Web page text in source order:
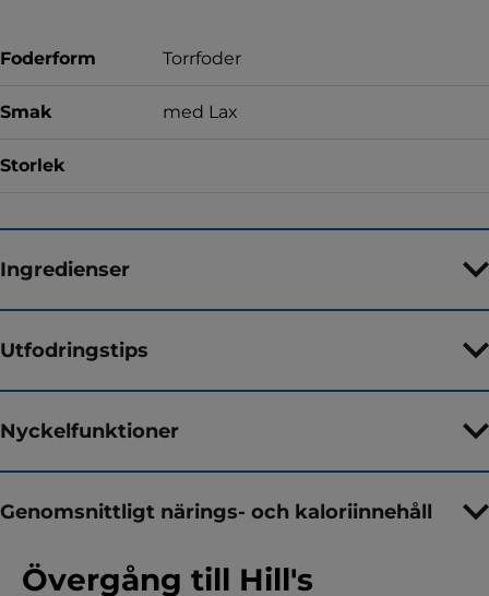
Foderform Torrfoder
Smak med Lax
Storlek
Ingredienser
Utfodringstips
Nyckelfunktioner
Genomsnittligt närings- och kaloriinnehåll
Övergång till Hill's